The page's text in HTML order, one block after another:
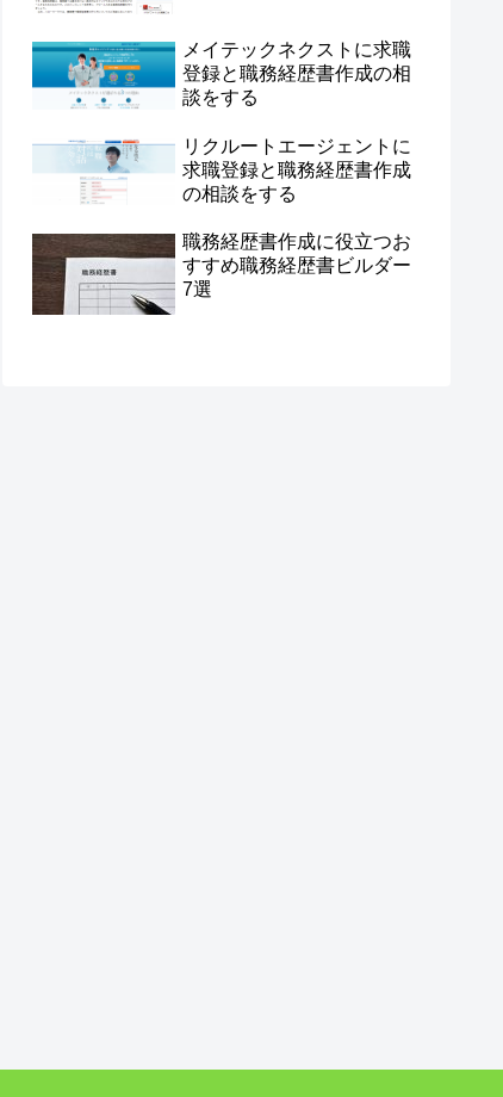
メイテックネクストに求職
登録と職務経歴書作成の相
談をする
リクルートエージェントに
求職登録と職務経歴書作成
の相談をする
職務経歴書作成に役立つお
すすめ職務経歴書ビルダー
7選